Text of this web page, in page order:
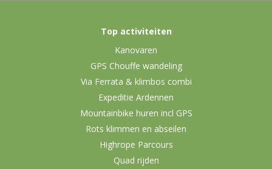
Top activiteiten
Kanovaren
GPS Chouffe wandeling
Via Ferrata & klimbos combi
Expeditie Ardennen
Mountainbike huren incl GPS
Rots klimmen en abseilen
Highrope Parcours
Quad rijden